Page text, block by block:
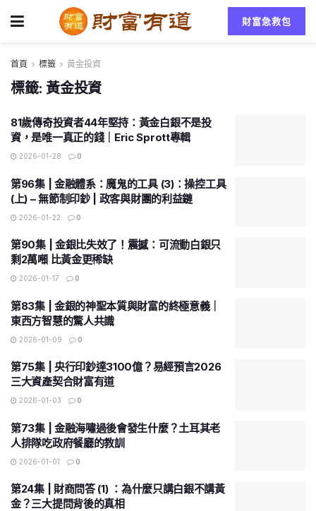
財富急救包
首頁 標籤 黃金投資
標籤: 黃金投資
81歲傳奇投資者44年堅持：黃金白銀不是投
資，是唯一真正的錢｜Eric Sprott專輯
2026-01-28 0
第96集 | 金融體系：魔鬼的工具 (3)：操控工具
(上) – 無節制印鈔 | 政客與財團的利益鏈
2026-01-22 0
第90集 | 金銀比失效了！震撼：可流動白銀只
剩2萬噸 比黃金更稀缺
2026-01-17 0
第83集 | 金銀的神聖本質與財富的終極意義｜
東西方智慧的驚人共識
2026-01-09 0
第75集 | 央行印鈔達3100億？易經預言2026
三大資產契合財富有道
2026-01-03 0
第73集 | 金融海嘯過後會發生什麼？土耳其老
人排隊吃政府餐廳的教訓
2026-01-01 0
第24集 | 財商問答 (1) ：為什麼只講白銀不講黃
金？三大提問背後的真相